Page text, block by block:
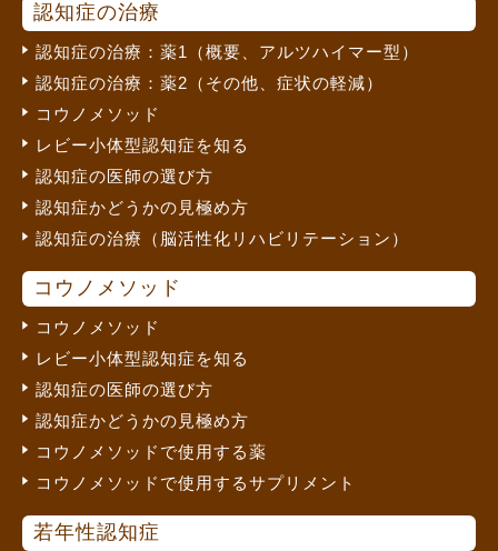
認知症の治療
認知症の治療：薬1（概要、アルツハイマー型）
認知症の治療：薬2（その他、症状の軽減）
コウノメソッド
レビー小体型認知症を知る
認知症の医師の選び方
認知症かどうかの見極め方
認知症の治療（脳活性化リハビリテーション）
コウノメソッド
コウノメソッド
レビー小体型認知症を知る
認知症の医師の選び方
認知症かどうかの見極め方
コウノメソッドで使用する薬
コウノメソッドで使用するサプリメント
若年性認知症